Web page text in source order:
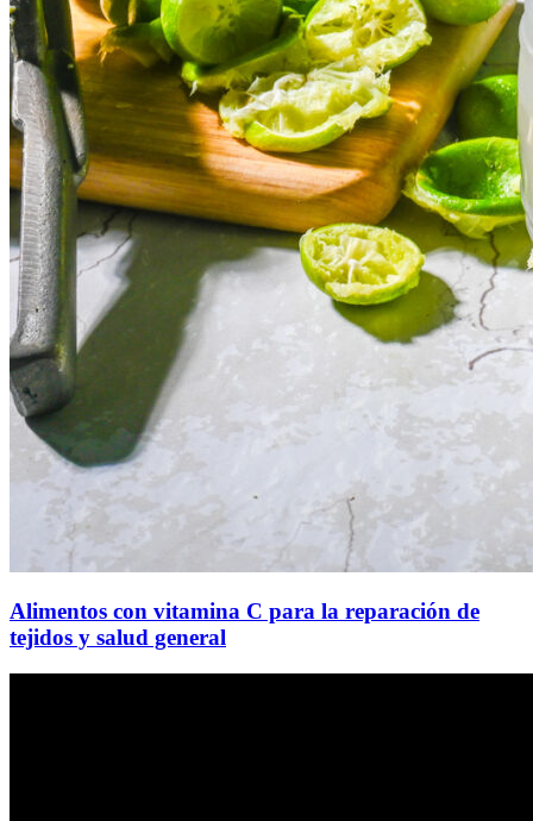
Alimentos con vitamina C para la reparación de
tejidos y salud general